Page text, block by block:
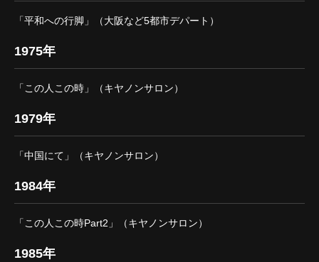
「平和への行脚」（大阪など5都市デパート）
1975年
「この人この時」（キヤノンサロン）
1979年
「中国にて」（キヤノンサロン）
1984年
「この人この時Part2」（キヤノンサロン）
1985年